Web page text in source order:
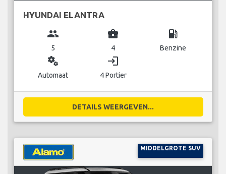
HYUNDAI ELANTRA
group
5
business_center
4
local_gas_station
Benzine
miscellaneous_services
Automaat
login
4 Portier
DETAILS WEERGEVEN...
MIDDELGROTE SUV